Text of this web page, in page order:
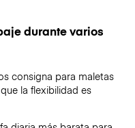
durante varios
consigna para maletas
la flexibilidad es